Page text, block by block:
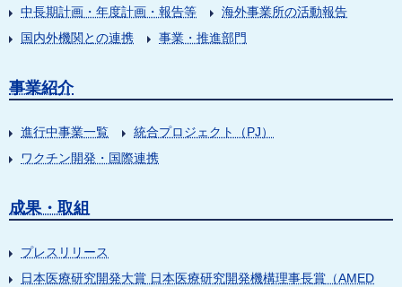
中長期計画・年度計画・報告等
海外事業所の活動報告
国内外機関との連携
事業・推進部門
事業紹介
進行中事業一覧
統合プロジェクト（PJ）
ワクチン開発・国際連携
成果・取組
プレスリリース
日本医療研究開発大賞 日本医療研究開発機構理事長賞（AMED